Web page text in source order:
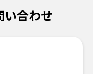
い合わせ